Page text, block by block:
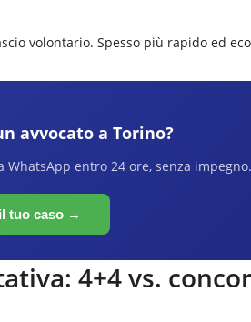
volontario. Spesso più rapido ed
avvocato a Torino?
WhatsApp entro 24 ore, senza impegno.
tuo caso →
4+4 vs.